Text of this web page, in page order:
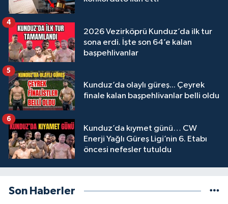
2026 Vezirköprü Kunduz’da ilk tur
sona erdi. İşte son 64’e kalan
başpehlivanlar
4
Kunduz’da olaylı güreş... Çeyrek
finale kalan başpehlivanlar belli oldu
5
Kunduz’da kıymet günü… CW
Enerji Yağlı Güreş Ligi’nin 6. Etabı
öncesi nefesler tutuldu
6
Son Haberler